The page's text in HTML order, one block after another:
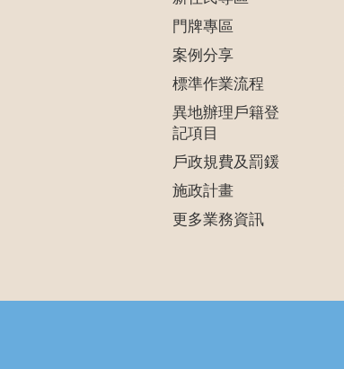
門牌專區
案例分享
標準作業流程
異地辦理戶籍登
記項目
戶政規費及罰鍰
施政計畫
更多業務資訊